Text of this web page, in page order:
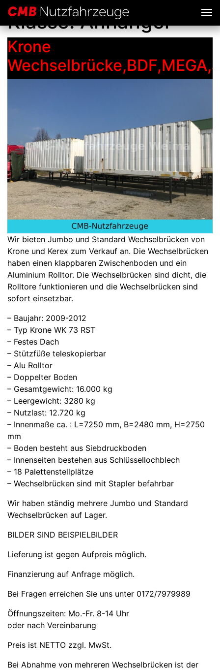
Klasse:Anhänger
Krone
Wir bieten Jumbo und Standard Wechselbrücken von
Krone und Kerex zum Verkauf an. Die Wechselbrücken
haben einen klappbaren Zwischenboden und ein
Aluminium Rolltor. Die Wechselbrücken sind dicht, die
Rolltore funktionieren und die Wechselbrücken sind
sofort einsetzbar.
– Baujahr: 2009-2012
– Typ Krone WK 73 RST
– Festes Dach
– Stützfüße teleskopierbar
– Alu Rolltor
– Doppelter Boden
– Gesamtgewicht: 16.000 kg
– Leergewicht: 3280 kg
– Nutzlast: 12.720 kg
– Innenmaße ca. : L=7250 mm, B=2480 mm, H=2750
mm
– Boden besteht aus Siebdruckboden
– Innenseiten bestehen aus Schlüssellochblech
– 18 Palettenstellplätze
– Wechselbrücken sind mit Stapler befahrbar
Wir haben ständig mehrere Jumbo und Standard
Wechselbrücken auf Lager.
BILDER SIND BEISPIELBILDER
Lieferung ist gegen Aufpreis möglich.
Finanzierung auf Anfrage möglich.
Bei Fragen erreichen Sie uns unter 0172/7979989
Öffnungszeiten: Mo.-Fr. 8-14 Uhr
oder nach Vereinbarung
Preis ist NETTO zzgl. MwSt.
Bei Abnahme von mehreren Wechselbrücken ist der